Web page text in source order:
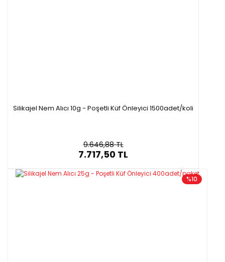
Silikajel Nem Alıcı 10g - Poşetli Küf Önleyici 1500adet/koli
9.646,88 TL
7.717,50 TL
%10